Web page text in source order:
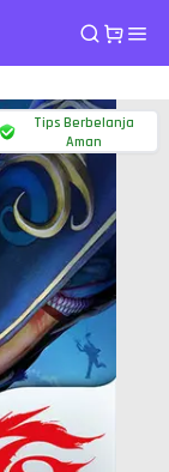
Tips Berbelanja
Aman